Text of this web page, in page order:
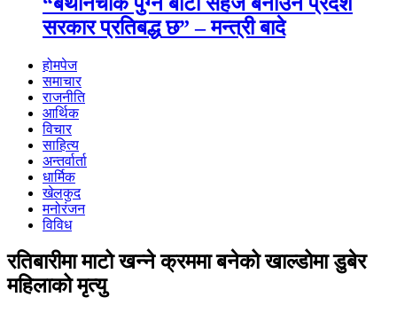
सरकार प्रतिबद्ध छ” – मन्त्री बादे
होमपेज
समाचार
राजनीति
आर्थिक
विचार
साहित्य
अन्तर्वार्ता
धार्मिक
खेलकुद
मनोरंजन
विविध
रतिबारीमा माटो खन्ने क्रममा बनेको खाल्डोमा डुबेर
महिलाको मृत्यु